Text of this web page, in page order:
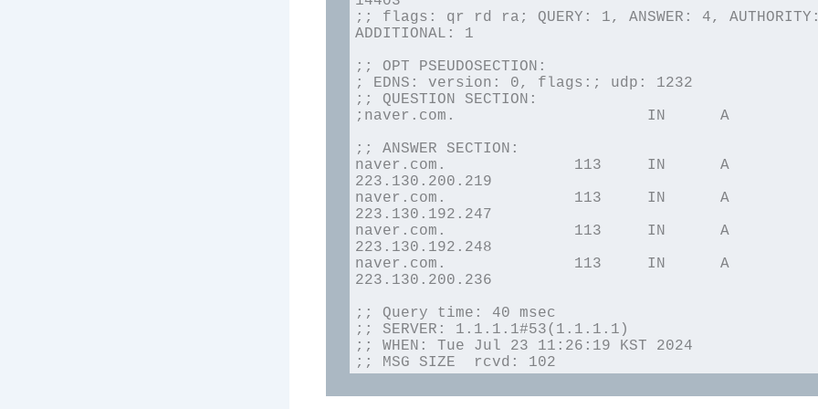
;; flags: qr rd ra; QUERY: 1, ANSWER: 4,
ADDITIONAL: 1
;; OPT PSEUDOSECTION:
; EDNS: version: 0, flags:; udp: 1232
;; QUESTION SECTION:
;naver.com.			IN	A
;; ANSWER SECTION:
naver.com.		113	IN	A
223.130.200.219
naver.com.		113	IN	A
223.130.192.247
naver.com.		113	IN	A
223.130.192.248
naver.com.		113	IN	A
223.130.200.236
;; Query time: 40 msec
;; SERVER: 1.1.1.1#53(1.1.1.1)
;; WHEN: Tue Jul 23 11:26:19 KST 2024
;; MSG SIZE  rcvd: 102